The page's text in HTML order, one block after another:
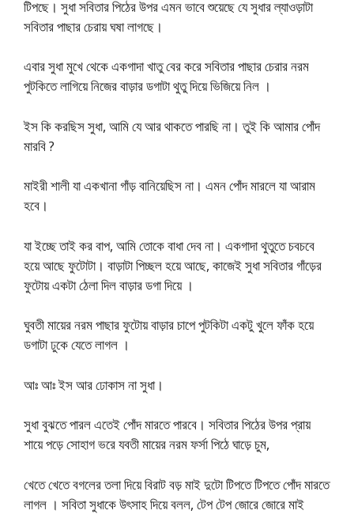
টিপছে। সুধা সবিতার পিঠের উপর এমন ভাবে শুয়েছে যে সুধার ল্যাওড়াটা
সবিতার পাছার চেরায় ঘষা লাগছে।
এবার সুধা মুখে থেকে একগাদা খাতু বের করে সবিতার পাছার চেরার নরম
পুটকিতে লাগিয়ে নিজের বাড়ার ডগাটা থুতু দিয়ে ভিজিয়ে নিল ।
ইস কি করছিস সুধা, আমি যে আর থাকতে পারছি না। তুই কি আমার পোঁদ
মারবি ?
মাইরী শালী যা একখানা গাঁড় বানিয়েছিস না। এমন পোঁদ মারলে যা আরাম
হবে।
যা ইচ্ছে তাই কর বাপ, আমি তোকে বাধা দেব না। একগাদা থুতুতে চবচবে
হয়ে আছে ফুটোটা। বাড়াটা পিচ্ছল হয়ে আছে, কাজেই সুধা সবিতার গাঁড়ের
ফুটোয় একটা ঠেলা দিল বাড়ার ডগা দিয়ে ।
ঘুবতী মায়ের নরম পাছার ফুটোয় বাড়ার চাপে পুটকিটা একটু খুলে ফাঁক হয়ে
ডগাটা ঢুকে যেতে লাগল ।
আঃ আঃ ইস আর ঢোকাস না সুধা।
সুধা বুঝতে পারল এতেই পোঁদ মারতে পারবে। সবিতার পিঠের উপর প্রায়
শায়ে পড়ে সোহাগ ভরে যবতী মায়ের নরম ফর্সা পিঠে ঘাড়ে চুম,
খেতে খেতে বগলের তলা দিয়ে বিরাট বড় মাই দুটো টিপতে টিপতে পোঁদ মারতে
লাগল । সবিতা সুধাকে উৎসাহ দিয়ে বলল, টেপ টেপ জোরে জোরে মাই